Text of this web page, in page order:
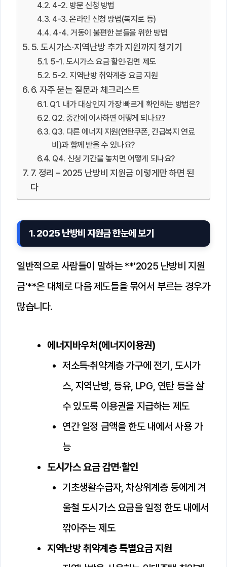
4-2. 방문 신청 방법
4-3. 온라인 신청 방법(복지로 등)
4-4. 거동이 불편한 분들을 위한 방법
5. 도시가스·지역난방 추가 지원까지 챙기기
5-1. 도시가스 요금 할인·감면 제도
5-2. 지역난방 취약계층 요금 지원
6. 자주 묻는 질문과 체크리스트
Q1. 내가 대상인지 가장 빠르게 확인하는 방법은?
Q2. 중간에 이사하면 어떻게 되나요?
Q3. 다른 에너지 지원(연탄쿠폰, 긴급복지 연료
비)과 함께 받을 수 있나요?
Q4. 신청 기간을 놓치면 어떻게 되나요?
7. 정리 – 2025 난방비 지원금 이렇게만 하면 된
다
1. 2025 난방비 지원금 한눈에 보기
일반적으로 사람들이 말하는 **‘2025 난방비 지원
금’**은 대체로 다음 제도들을 묶어서 부르는 경우가
많습니다.
에너지바우처(에너지이용권)
저소득·취약계층 가구에 전기, 도시가
스, 지역난방, 등유, LPG, 연탄 등을 살
수 있도록 이용권을 지급하는 제도
연간 일정 금액을 한도 내에서 사용 가
능
도시가스 요금 감면·할인
기초생활수급자, 차상위계층 등에게 겨
울철 도시가스 요금을 일정 한도 내에서
깎아주는 제도
지역난방 취약계층 특별요금 지원